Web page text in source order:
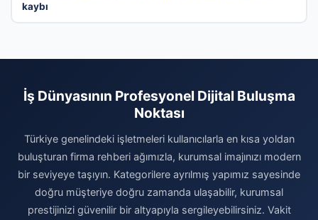
kaybı
İş Dünyasının Profesyonel Dijital Buluşma
Noktası
Türkiye genelindeki işletmeleri kullanıcılarla en kısa yoldan
buluşturan firma rehberi ağımızla, kurumsal imajınızı modern
bir seviyeye taşıyın. Kategorilere ayrılmış yapımız sayesinde
doğru müşteriye doğru zamanda ulaşabilir, kurumsal
prestijinizi güvenilir bir altyapıyla sergileyebilirsiniz. Vakit